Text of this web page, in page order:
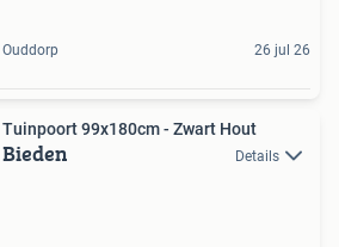
Ouddorp 26 jul 26
Tuinpoort 99x180cm - Zwart Hout
Bieden Details